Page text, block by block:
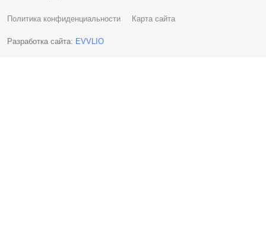
Политика конфиденциальности Карта сайта
Разработка сайта: EVVLIO